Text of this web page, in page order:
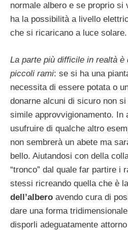
normale albero e se proprio si
ha la possibilità a livello
che si ricaricano a luce solare.
La parte più difficile in realtà è
piccoli rami: se si ha una
necessita di essere potata o
donarne alcuni di sicuro non
simile approvvigionamento.
usufruire di qualche altro
non sembrerà un abete ma
bello. Aiutandosi con della
“tronco” dal quale far partire i
stessi ricreando quella che è
dell’albero avendo cura di
dare una forma
disporli adeguatamente